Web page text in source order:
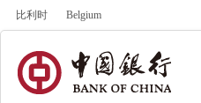
比利时 Belgium